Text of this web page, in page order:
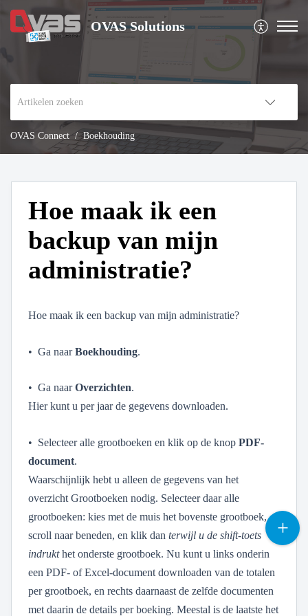
OVAS Solutions
OVAS Connect Boekhouding
Hoe maak ik een
backup van mijn
administratie?
Hoe maak ik een backup van mijn administratie?
• Ga naarBoekhouding.
• Ga naarOverzichten.
Hier kunt u per jaar de gegevens downloaden.
• Selecteer alle grootboeken en klik op de knop PDF-
document.
Waarschijnlijk hebt u alleen de gegevens van het
overzicht Grootboeken nodig. Selecteer daar alle
grootboeken: kies met de muis het bovenste grootboek,
scroll naar beneden, en klik dan terwijl u de shift-toets
indrukthet onderste grootboek. Nu kunt u links onderin
een PDF- of Excel-document downloaden van de totalen
per grootboek, en rechts daarnaast de zelfde documenten
met daarin de details per boeking. Meestal is de laatste het